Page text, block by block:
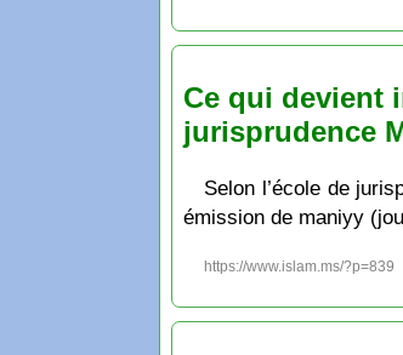
Ce qui devient
jurisprudence
Selon l’école de
émission de maniyy
https://www.islam.ms/?p=839